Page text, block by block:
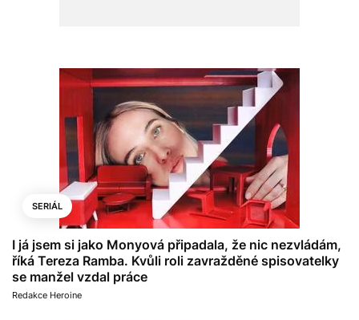
SERIÁL
I já jsem si jako Monyová připadala, že nic nezvládám,
říká Tereza Ramba. Kvůli roli zavražděné spisovatelky
se manžel vzdal práce
Redakce Heroine